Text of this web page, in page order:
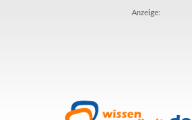
Anzeige: